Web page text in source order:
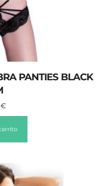
PANTIES BLACK
€